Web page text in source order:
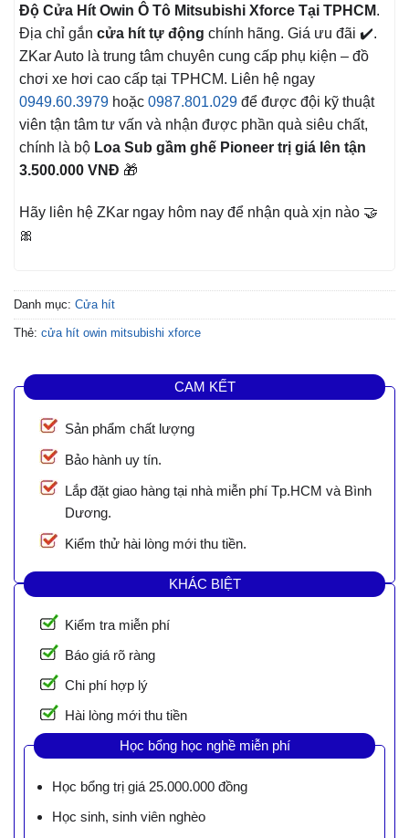
Độ Cửa Hít Owin Ô Tô Mitsubishi Xforce Tại TPHCM.
Địa chỉ gắn cửa hít tự động chính hãng. Giá ưu đãi ✔️.
ZKar Auto là trung tâm chuyên cung cấp phụ kiện – đồ
chơi xe hơi cao cấp tại TPHCM. Liên hệ ngay
0949.60.3979 hoặc 0987.801.029 để được đội kỹ thuật
viên tận tâm tư vấn và nhận được phần quà siêu chất,
chính là bộ Loa Sub gầm ghế Pioneer trị giá lên tận
3.500.000 VNĐ 🎁
Hãy liên hệ ZKar ngay hôm nay để nhận quà xịn nào 🤝
🎀
Danh mục: Cửa hít
Thẻ: cửa hít owin mitsubishi xforce
CAM KẾT
Sản phẩm chất lượng
Bảo hành uy tín.
Lắp đặt giao hàng tại nhà miễn phí Tp.HCM và Bình
Dương.
Kiểm thử hài lòng mới thu tiền.
KHÁC BIỆT
Kiểm tra miễn phí
Báo giá rõ ràng
Chi phí hợp lý
Hài lòng mới thu tiền
Học bổng học nghề miễn phí
Học bổng trị giá 25.000.000 đồng
Học sinh, sinh viên nghèo